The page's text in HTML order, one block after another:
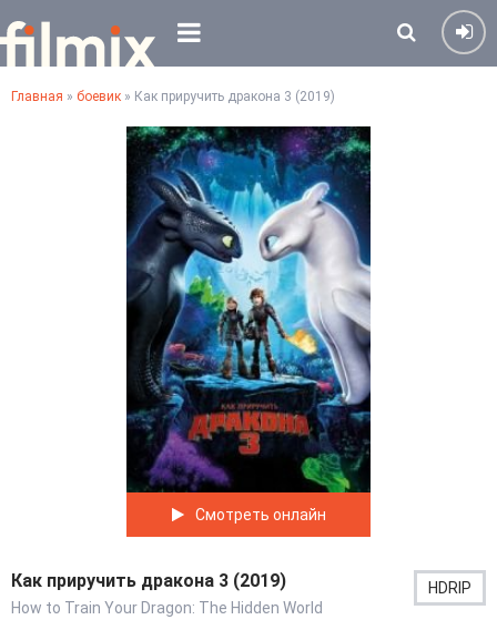
Главная » боевик » Как приручить дракона 3 (2019)
Смотреть онлайн
Как приручить дракона 3 (2019)
How to Train Your Dragon: The Hidden World
HDRIP